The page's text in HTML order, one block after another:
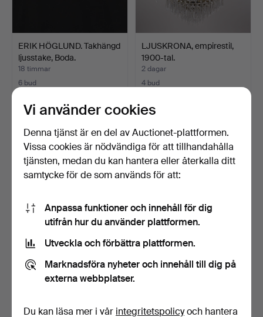
ERIK HÖGLUND. Takhängd
ljusstake, Boda.
18 timmar
6 bud
LJUSKRONA, empirestil,
1900-tal.
2 dagar
4 bud
LJUSKRONA,
OMKRING 1900.
3 tim 54 min
ERIK HÖGLUND.
Boda,…
6 dagar
Vi använder cookies
Denna tjänst är en del av Auctionet-plattformen.
Vissa cookies är nödvändiga för att tillhandahålla
tjänsten, medan du kan hantera eller återkalla ditt
samtycke för de som används för att:
Anpassa funktioner och innehåll för dig
utifrån hur du använder plattformen.
Utveckla och förbättra plattformen.
Marknadsföra nyheter och innehåll till dig på
externa webbplatser.
Du kan läsa mer i vår integritetspolicyoch hantera